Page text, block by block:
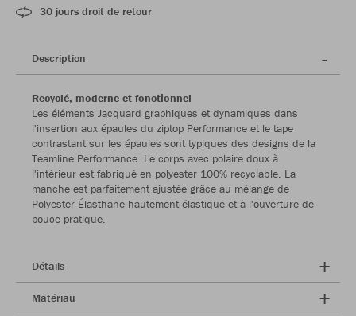
30 jours droit de retour
Description
Recyclé, moderne et fonctionnel
Les éléments Jacquard graphiques et dynamiques dans
l'insertion aux épaules du ziptop Performance et le tape
contrastant sur les épaules sont typiques des designs de la
Teamline Performance. Le corps avec polaire doux à
l'intérieur est fabriqué en polyester 100% recyclable. La
manche est parfaitement ajustée grâce au mélange de
Polyester-Élasthane hautement élastique et à l'ouverture de
pouce pratique.
Détails
Matériau